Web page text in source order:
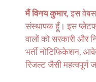
मैं विनय कुमार, इस
संस्थापक हूँ। इस
वालों को सरकारी और
भर्ती नोटिफिकेशन,
रिजल्ट जैसी महत्वपूर्ण